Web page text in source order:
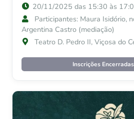
20/11/2025 das 15:30 às
Participantes: Maura Isidório,
Argentina Castro (mediação)
Teatro D. Pedro II, Viçosa do
Inscrições Encerradas